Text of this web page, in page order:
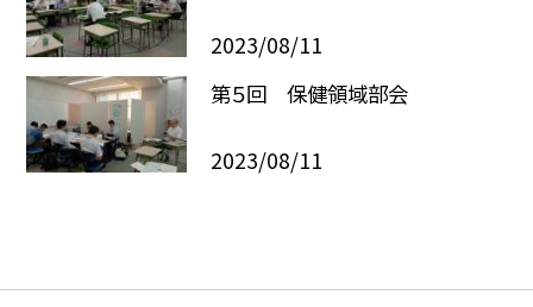
2023/08/11
第５回 保健領域部会
2023/08/11